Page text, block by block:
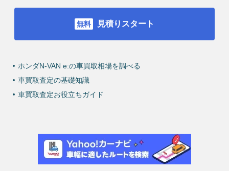
見積りスタート
ホンダN-VAN e:の車買取相場を調べる
車買取査定の基礎知識
車買取査定お役立ちガイド